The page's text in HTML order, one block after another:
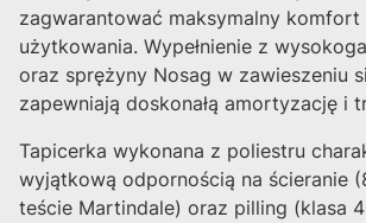
zagwarantować maksymalny komfort
użytkowania. Wypełnienie z
oraz sprężyny Nosag w zawieszeniu
zapewniają doskonałą amortyzację i
Tapicerka wykonana z poliestru
wyjątkową odpornością na ścieranie
teście Martindale) oraz pilling (klasa